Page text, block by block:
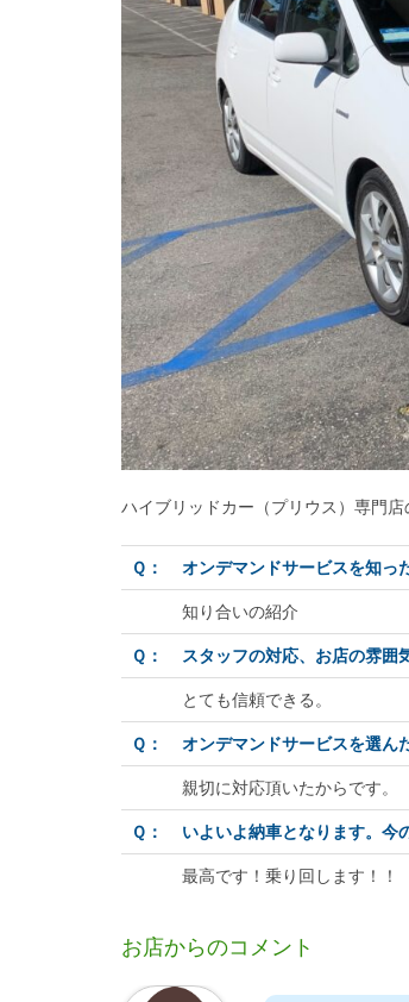
ハイブリッドカー（プリウス）専門
Ｑ： オンデマンドサービスを知っ
知り合いの紹介
Ｑ： スタッフの対応、お店の雰囲
とても信頼できる。
Ｑ： オンデマンドサービスを選ん
親切に対応頂いたからです。
Ｑ： いよいよ納車となります。今
最高です！乗り回します！！
お店からのコメント